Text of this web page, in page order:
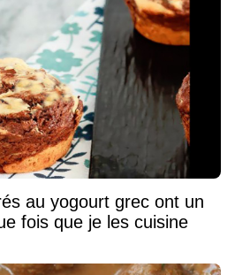
au yogourt grec ont un
fois que je les cuisine